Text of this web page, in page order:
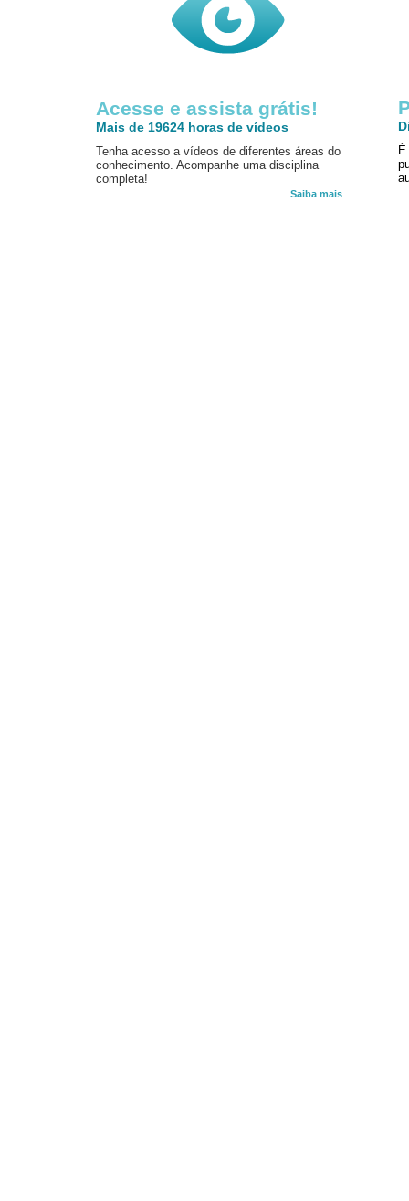
Acesse e assista grátis!
Mais de 19624 horas de vídeos
Tenha acesso a vídeos de diferentes áreas do
conhecimento. Acompanhe uma disciplina
completa!
Saiba mais